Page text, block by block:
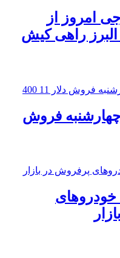
امروز از
البرز راهی کیش
فروش
خودرو‌های